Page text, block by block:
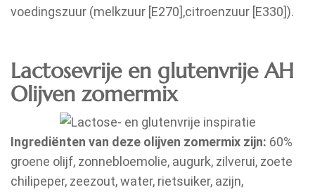
voedingszuur (melkzuur [E270],citroenzuur [E330]).
Lactosevrije en glutenvrije AH
Olijven zomermix
Ingrediënten van deze olijven zomermix zijn: 60%
groene olijf, zonnebloemolie, augurk, zilverui, zoete
chilipeper, zeezout, water, rietsuiker, azijn,